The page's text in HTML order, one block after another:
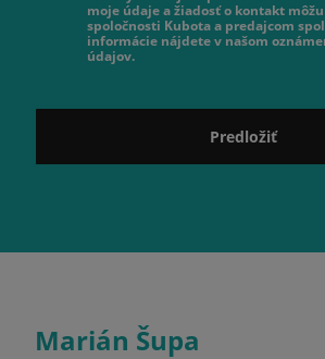
moje údaje a žiadosť o kontakt
spoločnosti Kubota a predajcom
informácie nájdete v našom
údajov.
Predložiť
Marián Šupa